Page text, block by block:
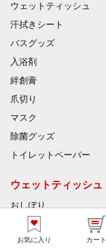
お気に入り カート
ウェットティッシュ
汗拭きシート
バスグッズ
入浴剤
絆創膏
爪切り
マスク
除菌グッズ
トイレットペーパー
ウェットティッシュ
おしぼり
汗拭きシート